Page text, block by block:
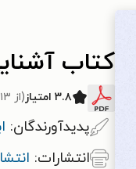
کتاب
۳.۸ امتیاز (از ۱۳ رأی)
پدیدآورندگان:
انتشارات: